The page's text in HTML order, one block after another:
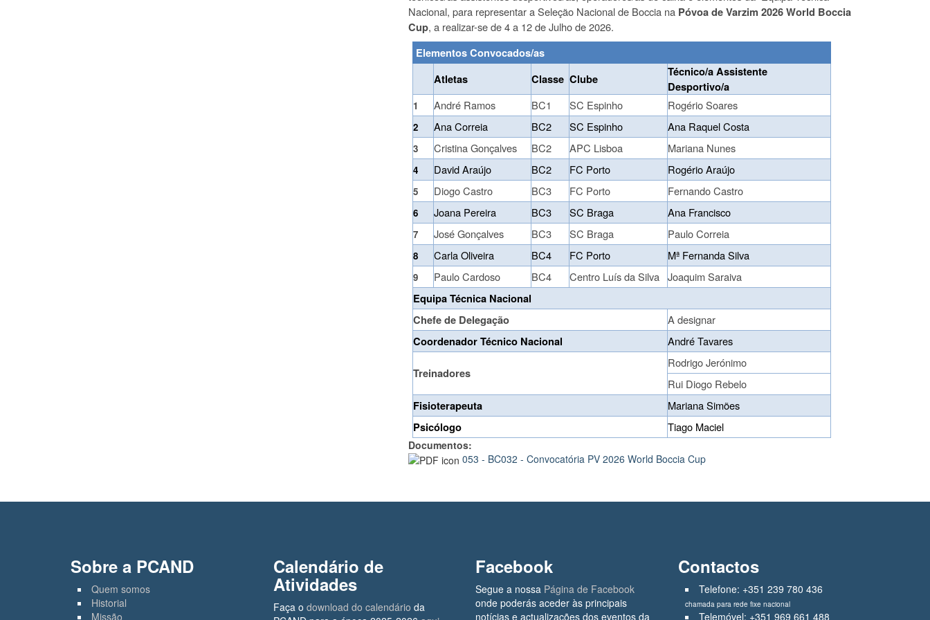
Nacional, para representar a Seleção Nacional de Boccia na Póvoa de Varzim 2026 World Boccia
Cup, a realizar-se de 4 a 12 de Julho de 2026.
Elementos Convocados/as
Atletas
Classe Clube
Técnico/a Assistente
Desportivo/a
1 André Ramos BC1 SC Espinho Rogério Soares
2 Ana Correia BC2 SC Espinho Ana Raquel Costa
3 Cristina Gonçalves BC2 APC Lisboa Mariana Nunes
4 David Araújo BC2 FC Porto Rogério Araújo
5 Diogo Castro BC3 FC Porto Fernando Castro
6 Joana Pereira BC3 SC Braga Ana Francisco
7 José Gonçalves BC3 SC Braga Paulo Correia
8 Carla Oliveira BC4 FC Porto Mª Fernanda Silva
9 Paulo Cardoso BC4 Centro Luís da Silva Joaquim Saraiva
Equipa Técnica Nacional
Chefe de Delegação
A designar
Coordenador Técnico Nacional
André Tavares
Treinadores
Rodrigo Jerónimo
Rui Diogo Rebelo
Fisioterapeuta
Mariana Simões
Psicólogo
Tiago Maciel
Documentos:
053 - BC032 - Convocatória PV 2026 World Boccia Cup
Sobre a PCAND
Quem somos
Historial
Missão
Calendário de
Atividades
Faça o download do calendário da
Facebook
Segue a nossa Página de Facebook
onde poderás aceder às principais
notícias e actualizações dos eventos da
Contactos
Telefone: +351 239 780 436
chamada para rede fixe nacional
Telemóvel: +351 969 661 488